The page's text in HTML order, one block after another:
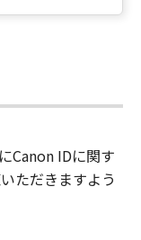
Canon IDに関す
ただきますよう